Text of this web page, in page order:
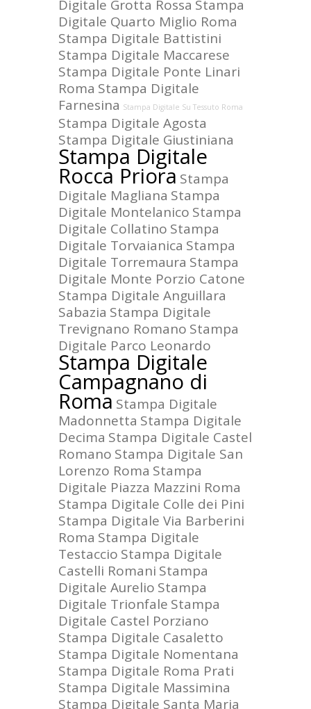
Digitale Grotta Rossa Stampa
Digitale Quarto Miglio Roma
Stampa Digitale Battistini
Stampa Digitale Maccarese
Stampa Digitale Ponte Linari
Roma Stampa Digitale
Farnesina Stampa Digitale Su Tessuto Roma
Stampa Digitale Agosta
Stampa Digitale Giustiniana
Stampa Digitale
Rocca Priora Stampa
Digitale Magliana Stampa
Digitale Montelanico Stampa
Digitale Collatino Stampa
Digitale Torvaianica Stampa
Digitale Torremaura Stampa
Digitale Monte Porzio Catone
Stampa Digitale Anguillara
Sabazia Stampa Digitale
Trevignano Romano Stampa
Digitale Parco Leonardo
Stampa Digitale
Campagnano di
Roma Stampa Digitale
Madonnetta Stampa Digitale
Decima Stampa Digitale Castel
Romano Stampa Digitale San
Lorenzo Roma Stampa
Digitale Piazza Mazzini Roma
Stampa Digitale Colle dei Pini
Stampa Digitale Via Barberini
Roma Stampa Digitale
Testaccio Stampa Digitale
Castelli Romani Stampa
Digitale Aurelio Stampa
Digitale Trionfale Stampa
Digitale Castel Porziano
Stampa Digitale Casaletto
Stampa Digitale Nomentana
Stampa Digitale Roma Prati
Stampa Digitale Massimina
Stampa Digitale Santa Maria